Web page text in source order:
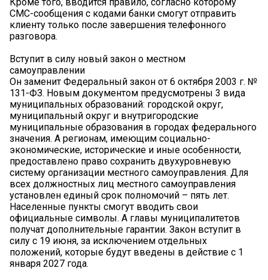
Кроме того, вводится правило, согласно которому
СМС-сообщения с кодами банки смогут отправить
клиенту только после завершения телефонного
разговора.
Вступит в силу новый закон о местном
самоуправлении
Он заменит Федеральный закон от 6 октября 2003 г. №
131-ФЗ. Новым документом предусмотрены 3 вида
муниципальных образований: городской округ,
муниципальный округ и внутригородские
муниципальные образования в городах федерального
значения. А регионам, имеющим социально-
экономические, исторические и иные особенности,
предоставлено право сохранить двухуровневую
систему организации местного самоуправления. Для
всех должностных лиц местного самоуправления
установлен единый срок полномочий – пять лет.
Населенные пункты смогут вводить свои
официальные символы. А главы муниципалитетов
получат дополнительные гарантии. Закон вступит в
силу с 19 июня, за исключением отдельных
положений, которые будут введены в действие с 1
января 2027 года.